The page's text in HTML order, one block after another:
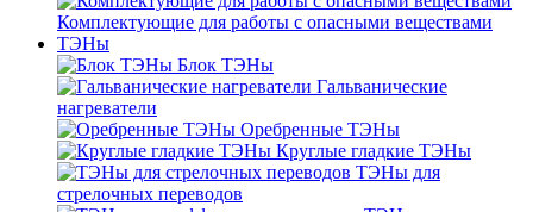
Комплектующие для работы с опасными веществами
ТЭНы
Блок ТЭНы
Гальванические
нагреватели
Оребренные ТЭНы
Круглые гладкие ТЭНы
ТЭНы для
стрелочных переводов